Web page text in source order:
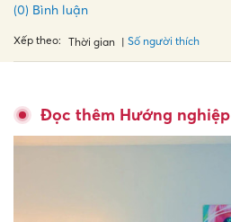
(0) Bình luận
Xếp theo: Thời gian Số người thích
Đọc thêm Hướng nghiệp